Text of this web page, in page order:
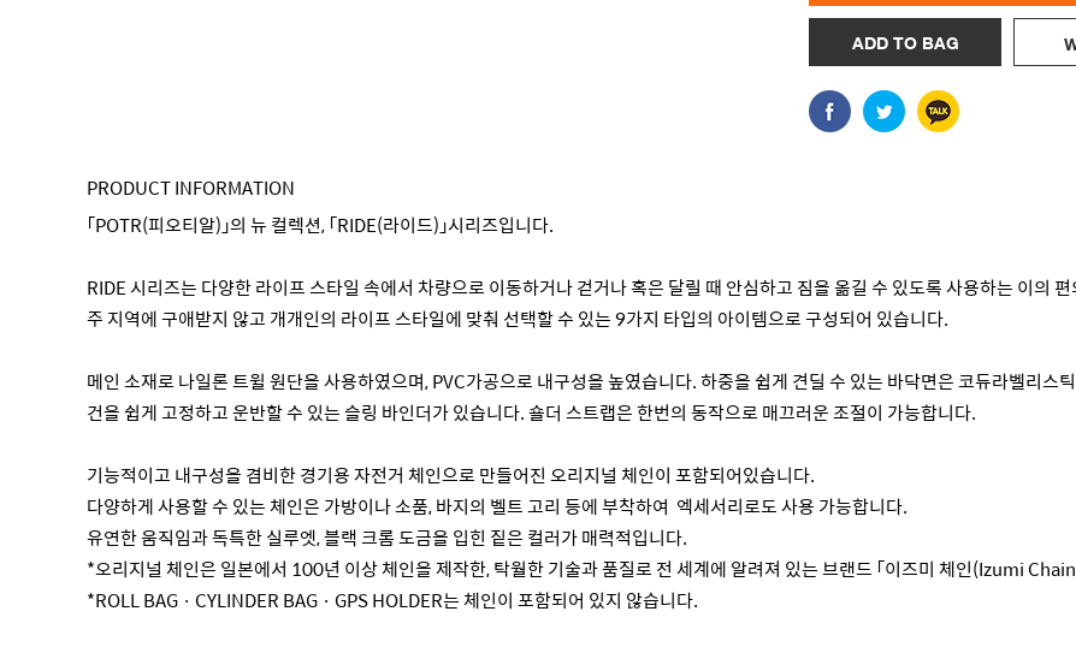
ADD TO BAG
PRODUCT INFORMATION
「POTR(피오티알)」의 뉴 컬렉션, 「RIDE(라이드)」시리즈입니다.
RIDE 시리즈는 다양한 라이프 스타일 속에서 차량으로 이동하거나 걷거나 혹은 달릴 때 안심하고 짐을 옮길 수 있도록 사용하는 이의
주 지역에 구애받지 않고 개개인의 라이프 스타일에 맞춰 선택할 수 있는 9가지 타입의 아이템으로 구성되어 있습니다.
메인 소재로 나일론 트윌 원단을 사용하였으며, PVC가공으로 내구성을 높였습니다. 하중을 쉽게 견딜 수 있는 바닥면은 코듀라벨리스
건을 쉽게 고정하고 운반할 수 있는 슬링 바인더가 있습니다. 숄더 스트랩은 한번의 동작으로 매끄러운 조절이 가능합니다.
기능적이고 내구성을 겸비한 경기용 자전거 체인으로 만들어진 오리지널 체인이 포함되어있습니다.
다양하게 사용할 수 있는 체인은 가방이나 소품, 바지의 벨트 고리 등에 부착하여 엑세서리로도 사용 가능합니다.
유연한 움직임과 독특한 실루엣, 블랙 크롬 도금을 입힌 짙은 컬러가 매력적입니다.
*오리지널 체인은 일본에서 100년 이상 체인을 제작한, 탁월한 기술과 품질로 전 세계에 알려져 있는 브랜드 「이즈미 체인(Izumi
*ROLL BAG · CYLINDER BAG · GPS HOLDER는 체인이 포함되어 있지 않습니다.